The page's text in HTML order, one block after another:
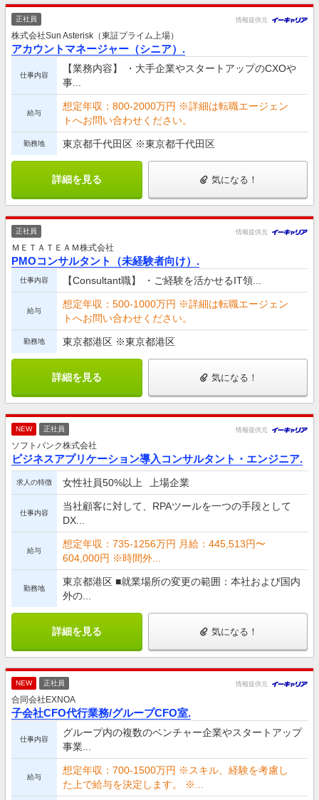
正社員 情報提供元
株式会社Sun Asterisk（東証プライム上場）
アカウントマネージャー（シニア）.
仕事内容
【業務内容】 ・大手企業やスタートアップのCXOや
事...
給与
想定年収：800-2000万円 ※詳細は転職エージェン
トへお問い合わせください。
勤務地 東京都千代田区 ※東京都千代田区
詳細を見る 気になる！
正社員 情報提供元
ＭＥＴＡＴＥＡＭ株式会社
PMOコンサルタント（未経験者向け）.
仕事内容 【Consultant職】 ・ご経験を活かせるIT領...
給与
想定年収：500-1000万円 ※詳細は転職エージェン
トへお問い合わせください。
勤務地 東京都港区 ※東京都港区
詳細を見る 気になる！
NEW 正社員 情報提供元
ソフトバンク株式会社
ビジネスアプリケーション導入コンサルタント・エンジニア.
求人の特徴 女性社員50%以上 上場企業
仕事内容
当社顧客に対して、RPAツールを一つの手段として
DX...
給与
想定年収：735-1256万円 月給：445,513円〜
604,000円 ※時間外...
勤務地
東京都港区 ■就業場所の変更の範囲：本社および国内
外の...
詳細を見る 気になる！
NEW 正社員 情報提供元
合同会社EXNOA
子会社CFO代行業務/グループCFO室.
仕事内容
グループ内の複数のベンチャー企業やスタートアップ
事業...
給与
想定年収：700-1500万円 ※スキル、経験を考慮し
た上で給与を決定します。 ※...